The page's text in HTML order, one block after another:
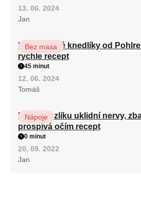
13. 06. 2024
Jan
Karlovarské knedlíky od
rychle recept
Bez masa
45 minut
12. 06. 2024
Tomáš
Kořen kozlíku uklidní nervy,
prospívá očím recept
Nápoje
0 minut
20. 09. 2022
Jan